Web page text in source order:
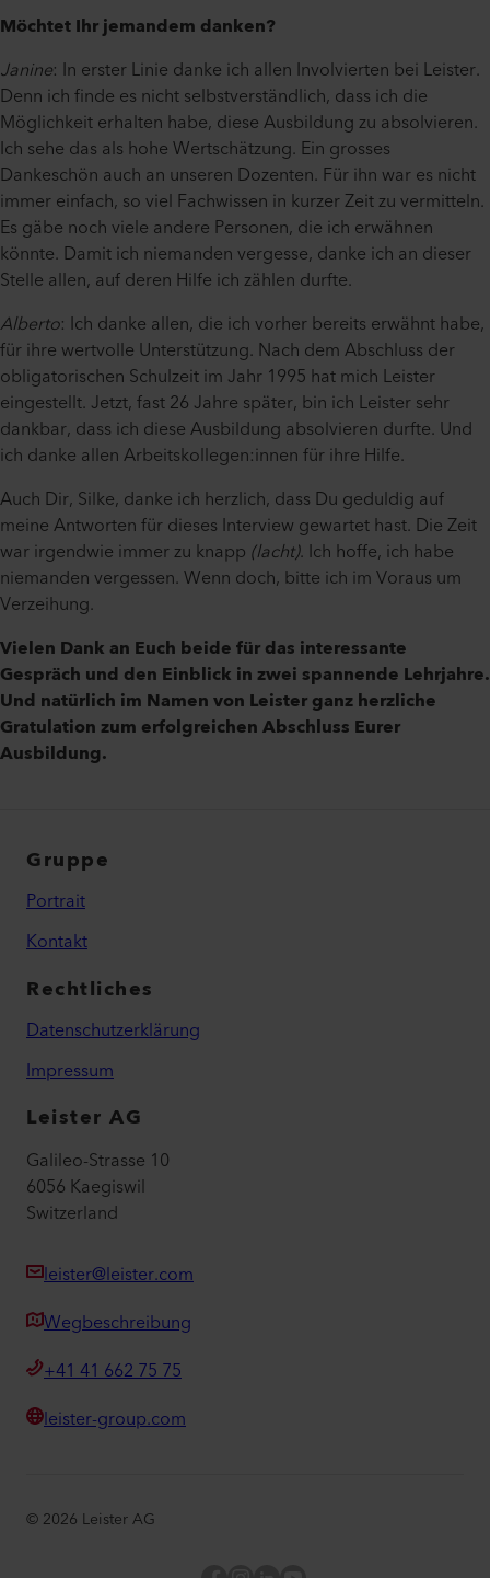
Möchtet Ihr jemandem danken?
Janine: In erster Linie danke ich allen Involvierten bei Leister.
Denn ich finde es nicht selbstverständlich, dass ich die
Möglichkeit erhalten habe, diese Ausbildung zu absolvieren.
Ich sehe das als hohe Wertschätzung. Ein grosses
Dankeschön auch an unseren Dozenten. Für ihn war es nicht
immer einfach, so viel Fachwissen in kurzer Zeit zu vermitteln.
Es gäbe noch viele andere Personen, die ich erwähnen
könnte. Damit ich niemanden vergesse, danke ich an dieser
Stelle allen, auf deren Hilfe ich zählen durfte.
Alberto: Ich danke allen, die ich vorher bereits erwähnt habe,
für ihre wertvolle Unterstützung. Nach dem Abschluss der
obligatorischen Schulzeit im Jahr 1995 hat mich Leister
eingestellt. Jetzt, fast 26 Jahre später, bin ich Leister sehr
dankbar, dass ich diese Ausbildung absolvieren durfte. Und
ich danke allen Arbeitskollegen:innen für ihre Hilfe.
Auch Dir, Silke, danke ich herzlich, dass Du geduldig auf
meine Antworten für dieses Interview gewartet hast. Die Zeit
war irgendwie immer zu knapp (lacht). Ich hoffe, ich habe
niemanden vergessen. Wenn doch, bitte ich im Voraus um
Verzeihung.
Vielen Dank an Euch beide für das interessante
Gespräch und den Einblick in zwei spannende Lehrjahre.
Und natürlich im Namen von Leister ganz herzliche
Gratulation zum erfolgreichen Abschluss Eurer
Ausbildung.
Gruppe
Portrait
Kontakt
Rechtliches
Datenschutzerklärung
Impressum
Leister AG
Galileo-Strasse 10
6056 Kaegiswil
Switzerland
leister@leister.com
Wegbeschreibung
+41 41 662 75 75
leister-group.com
© 2026 Leister AG